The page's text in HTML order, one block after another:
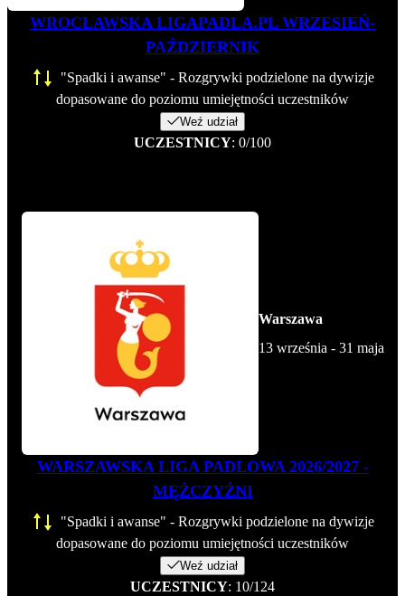
WROCŁAWSKA LIGAPADLA.PL WRZESIEŃ-
PAŹDZIERNIK
"Spadki i awanse" - Rozgrywki podzielone na dywizje
dopasowane do poziomu umiejętności uczestników
Weź udział
UCZESTNICY: 0/100
Warszawa
13 września - 31 maja
WARSZAWSKA LIGA PADLOWA 2026/2027 -
MĘŻCZYŹNI
"Spadki i awanse" - Rozgrywki podzielone na dywizje
dopasowane do poziomu umiejętności uczestników
Weź udział
UCZESTNICY: 10/124